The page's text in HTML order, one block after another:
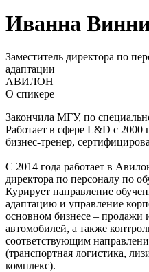
Иванна
Заместитель директора по
адаптации
АВИЛОН
О спикере
Закончила МГУ, по
Работает в сфере L&D с
бизнес-тренер,
С 2014 года работает в
директора по персоналу по
Курирует направление
адаптацию и управление
основном бизнесе – продажи
автомобилей, а также
соответствующим
(транспортная логистика,
комплекс).